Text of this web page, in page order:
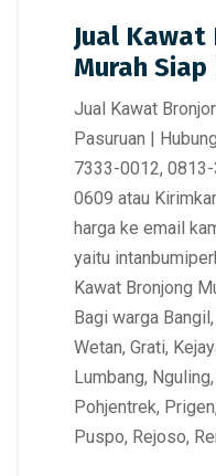
Jual Kawat
Murah
Jual Kawat
Pasuruan |
7333-0012,
0609 atau
harga ke email
yaitu
Kawat Bronjong
Bagi warga
Wetan, Grati,
Lumbang,
Pohjentrek,
Puspo, Rejoso,